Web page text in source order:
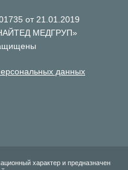
от 21.01.2019
МЕДГРУП»
данных
характер и предназначен